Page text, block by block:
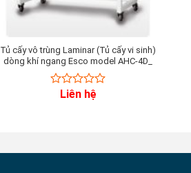
Tủ cấy vô trùng Laminar (Tủ cấy vi sinh)
dòng khí ngang Esco model AHC-4D_
Liên hệ